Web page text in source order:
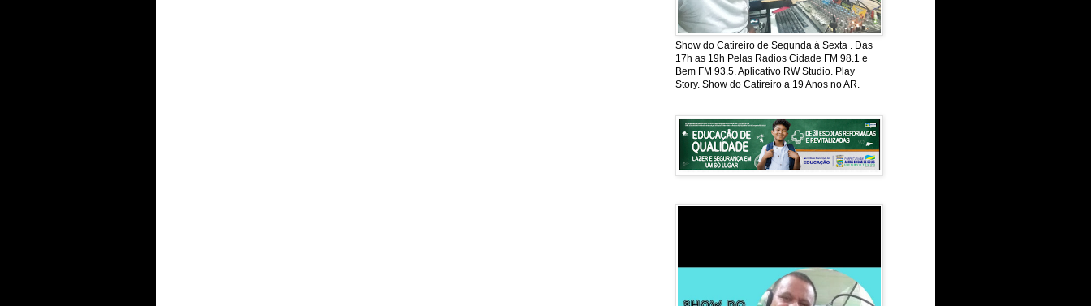
Show do Catireiro de Segunda á Sexta . Das
17h as 19h Pelas Radios Cidade FM 98.1 e
Bem FM 93.5. Aplicativo RW Studio. Play
Story. Show do Catireiro a 19 Anos no AR.